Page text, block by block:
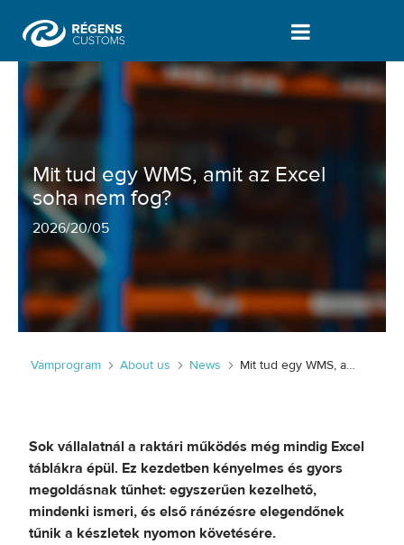
Mit tud egy WMS, amit az Excel
Vámprogram About us News Mit tud egy WMS, amit az Excel soha nem fog?
Mit tud egy WMS, amit az Excel
soha nem fog?
2026/20/05
Sok vállalatnál a raktári működés még mindig Excel
táblákra épül. Ez kezdetben kényelmes és gyors
megoldásnak tűnhet: egyszerűen kezelhető,
mindenki ismeri, és első ránézésre elegendőnek
tűnik a készletek nyomon követésére.